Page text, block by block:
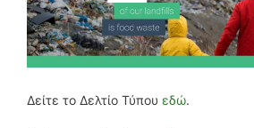
Δείτε το Δελτίο Τύπου εδώ.